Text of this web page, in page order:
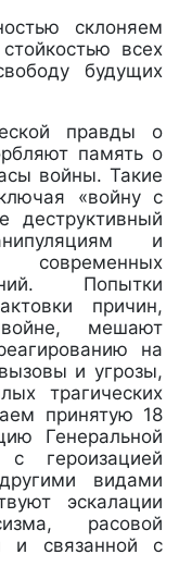
склоняем
всех
будущих
правды о
память о
войны. Такие
«войну с
деструктивный
и
Попытки
причин,
мешают
на
и угрозы,
трагических
принятую 18
Генеральной
героизацией
видами
эскалации
расовой
и связанной с